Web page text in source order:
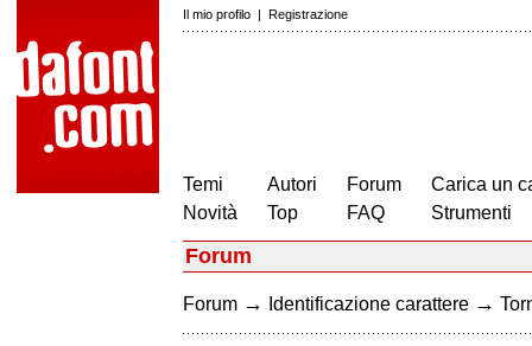
Il mio profilo | Registrazione
Temi
Novità
Autori
Top
Forum
FAQ
Carica un
Strumenti
Forum
Forum → Identificazione carattere →